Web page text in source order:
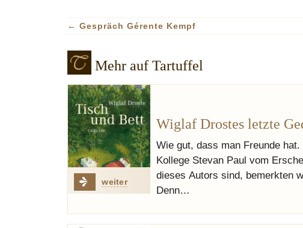
← Gespräch Gérente Kempf
Mehr auf Tartuffel
weiter
Wiglaf Drostes letzte
Wie gut, dass man Freunde
Kollege Stevan Paul vom
dieses Autors sind, bemerkten
Denn…